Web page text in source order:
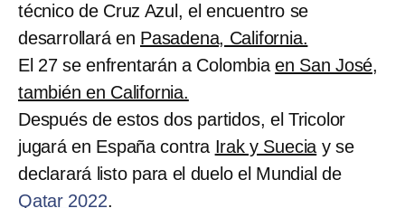
técnico de Cruz Azul, el encuentro se
desarrollará en Pasadena, California.
El 27 se enfrentarán a Colombiaen San José,
también en California.
Después de estos dos partidos, el Tricolor
jugará en España contra Irak y Suecia y se
declarará listo para el duelo el Mundial de
Qatar 2022.